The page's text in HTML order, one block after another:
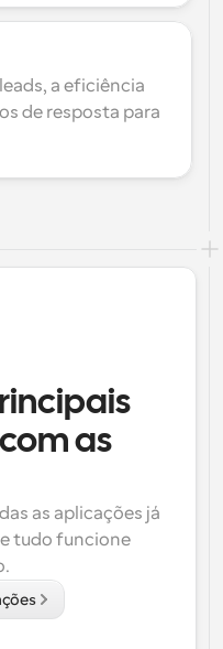
a eficiência
de resposta para
as
as aplicações já
tudo funcione